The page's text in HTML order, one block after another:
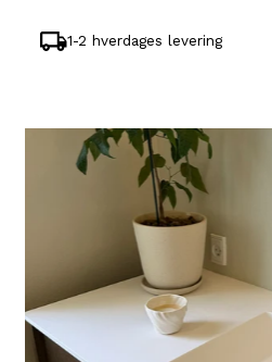
1-2 hverdages levering